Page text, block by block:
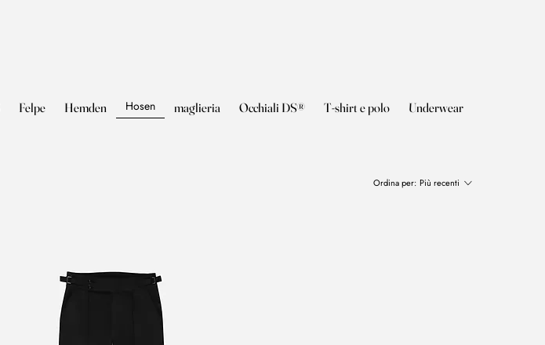
Felpe Hemden Hosen maglieria Occhiali DS® T-shirt e polo Underwear
Ordina per: Più recenti